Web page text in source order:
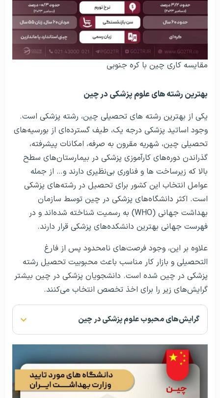
مقایسه کاری چین با کره جنوبی
بهترین رشته‌ های علوم پزشکی در چین
یکی از بهترین رشته های تحصیلی چین، رشته پزشکی است.
وجود اساتید پزشکی درجه یک، طیف گسترده‌ای از بورسیه‌های
تحصیلی چین، شهریه مقرون به صرفه، امکانات پیشرفته،
گذراندن دوره‌های کارآموزی پزشکی در بیمارستان‌های سطح
بالا که زیرساخت ها و فناوری بی‌نظیری دارند و… از جمله
عوامل انتخاب این کشور برای تحصیل در رشته‌های پزشکی
است. اکثر دانشگاه‌های پزشکی در چین توسط سازمان
بهداشت جهانی (WHO) به رسمیت شناخته شده‌اند و در
فهرست جهانی بهترین دانشکده‌های پزشکی قرار دارند.
علاوه بر این، وجود فرصت‌های نامحدود پس از فارغ
التحصیلی و بازار کار مناسب باعث محبوبیت تحصیل رشته
پزشکی در چین شده است. دانشجویان پزشکی در چین بیشتر
گرایش‌های زیر را برای اخذ تخصص انتخاب می‌کنند.
گرایش‌های محبوب علوم پزشکی در چین